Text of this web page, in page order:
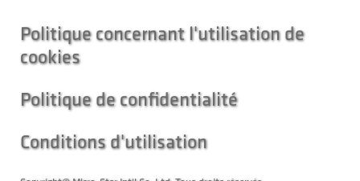
Politique concernant l'utilisation de
cookies
Politique de confidentialité
Conditions d'utilisation